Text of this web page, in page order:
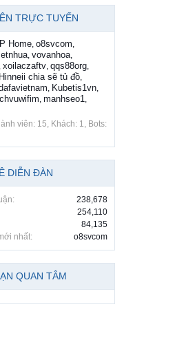
TRỰC TUYẾN
Home, o8svcom,
, vovanhoa,
, xoilaczaftv, qqs88org,
Hinneii chia sẽ tủ đồ,
, Kubetis1vn,
, manhseo1,
viên: 15, Khách: 1, Bots:
DIỄN ĐÀN
238,678
254,110
84,135
nhất:
o8svcom
QUAN TÂM